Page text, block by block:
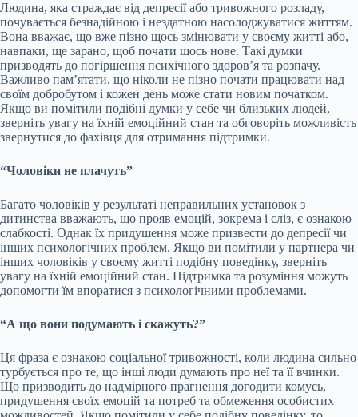
Людина, яка страждає від депресії або тривожного розладу,
почувається безнадійною і нездатною насолоджуватися життям.
Вона вважає, що вже пізно щось змінювати у своєму житті або,
навпаки, ще зарано, щоб почати щось нове. Такі думки
призводять до погіршення психічного здоров’я та розпачу.
Важливо пам’ятати, що ніколи не пізно почати працювати над
своїм добробутом і кожен день може стати новим початком.
Якщо ви помітили подібні думки у себе чи близьких людей,
зверніть увагу на їхній емоційний стан та обговоріть можливість
звернутися до фахівця для отримання підтримки.
“Чоловіки не плачуть”
Багато чоловіків у результаті неправильних установок з
дитинства вважають, що прояв емоцій, зокрема і сліз, є ознакою
слабкості. Однак їх придушення може призвести до депресії чи
інших психологічних проблем. Якщо ви помітили у партнера чи
інших чоловіків у своєму житті подібну поведінку, зверніть
увагу на їхній емоційний стан. Підтримка та розуміння можуть
допомогти їм впоратися з психологічними проблемами.
“А що вони подумають і скажуть?”
Ця фраза є ознакою соціальної тривожності, коли людина сильно
турбується про те, що інші люди думають про неї та її вчинки.
Що призводить до надмірного прагнення догодити комусь,
придушення своїх емоцій та потреб та обмеження особистих